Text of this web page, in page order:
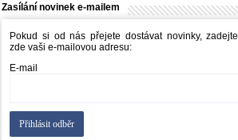
Zasílání novinek e-mailem
Pokud si od nás přejete dostávat novinky, zadejte
zde vaši e-mailovou adresu:
E-mail